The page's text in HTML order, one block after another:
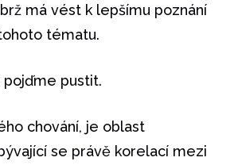
má vést k lepšímu poznání
tématu.
pojďme pustit.
chování, je oblast
se právě korelací mezi